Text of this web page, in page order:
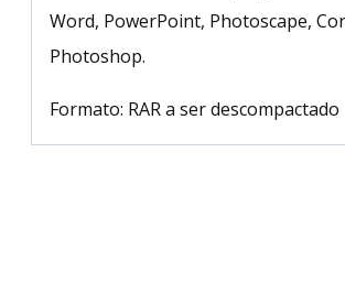
Word, PowerPoint, Photoscape,
Photoshop.
Formato: RAR a ser descompactado